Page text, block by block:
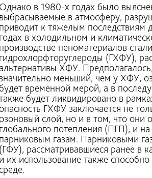
Однако в 1980-х годах было
выбрасываемые в атмосферу,
приводит к тяжелым последствиям
годах в холодильном и
производстве пеноматериалов
гидрохлорфторуглероды (ГХФУ),
альтернативы ХФУ.
значительно меньший, чем у ХФУ,
будет временной мерой, а в
будет ликвидировано в
опасность ГХФУ заключается не
озоновый слой, но и в том, что они
глобального потепления (ПГП), и
парниковым газам. Парниковыми
(ГФУ), рассматривавшиеся ранее в
и их использование также
среде.